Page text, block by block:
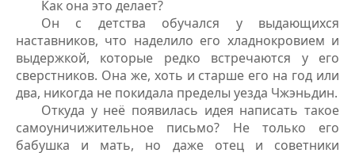
Как она это делает?
Он с детства обучался у выдающихся
наставников, что наделило его хладнокровием и
выдержкой, которые редко встречаются у его
сверстников. Она же, хоть и старше его на год или
два, никогда не покидала пределы уезда Чжэньдин.
Откуда у неё появилась идея написать такое
самоуничижительное письмо? Не только его
бабушка и мать, но даже отец и советники